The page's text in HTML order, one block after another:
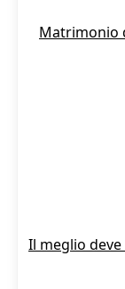
Matrimonio
Il meglio